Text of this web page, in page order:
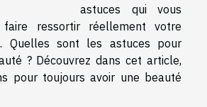
astuces qui vous
ressortir réellement votre
Quelles sont les astuces pour
? Découvrez dans cet article,
pour toujours avoir une beauté